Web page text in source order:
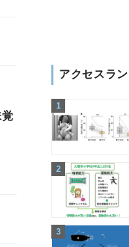
アクセスラ